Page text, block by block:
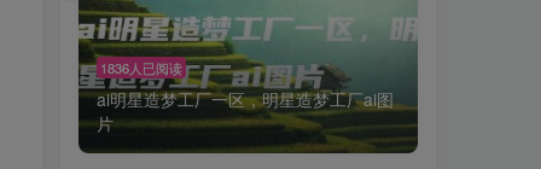
1836人已阅读
ai明星造梦工厂一区，明星造梦工厂ai图
片